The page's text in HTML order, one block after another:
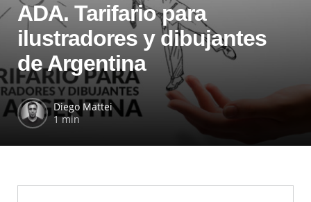
ADA. Tarifario para
ilustradores y dibujantes
de Argentina
Diego Mattei
1 min